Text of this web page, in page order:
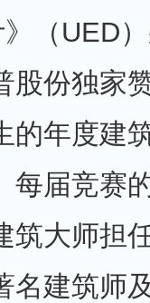
》（UED
股份独家
的年度建
每届竞赛
筑大师担
名建筑师